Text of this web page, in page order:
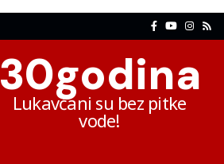
30godina
Lukavčani su bez pitke
vode!